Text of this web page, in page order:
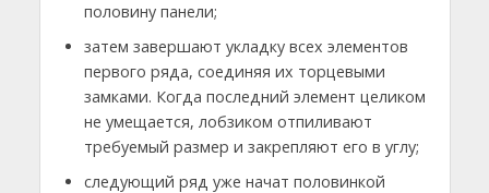
половину панели;
затем завершают укладку всех элементов
первого ряда, соединяя их торцевыми
замками. Когда последний элемент целиком
не умещается, лобзиком отпиливают
требуемый размер и закрепляют его в углу;
следующий ряд уже начат половинкой